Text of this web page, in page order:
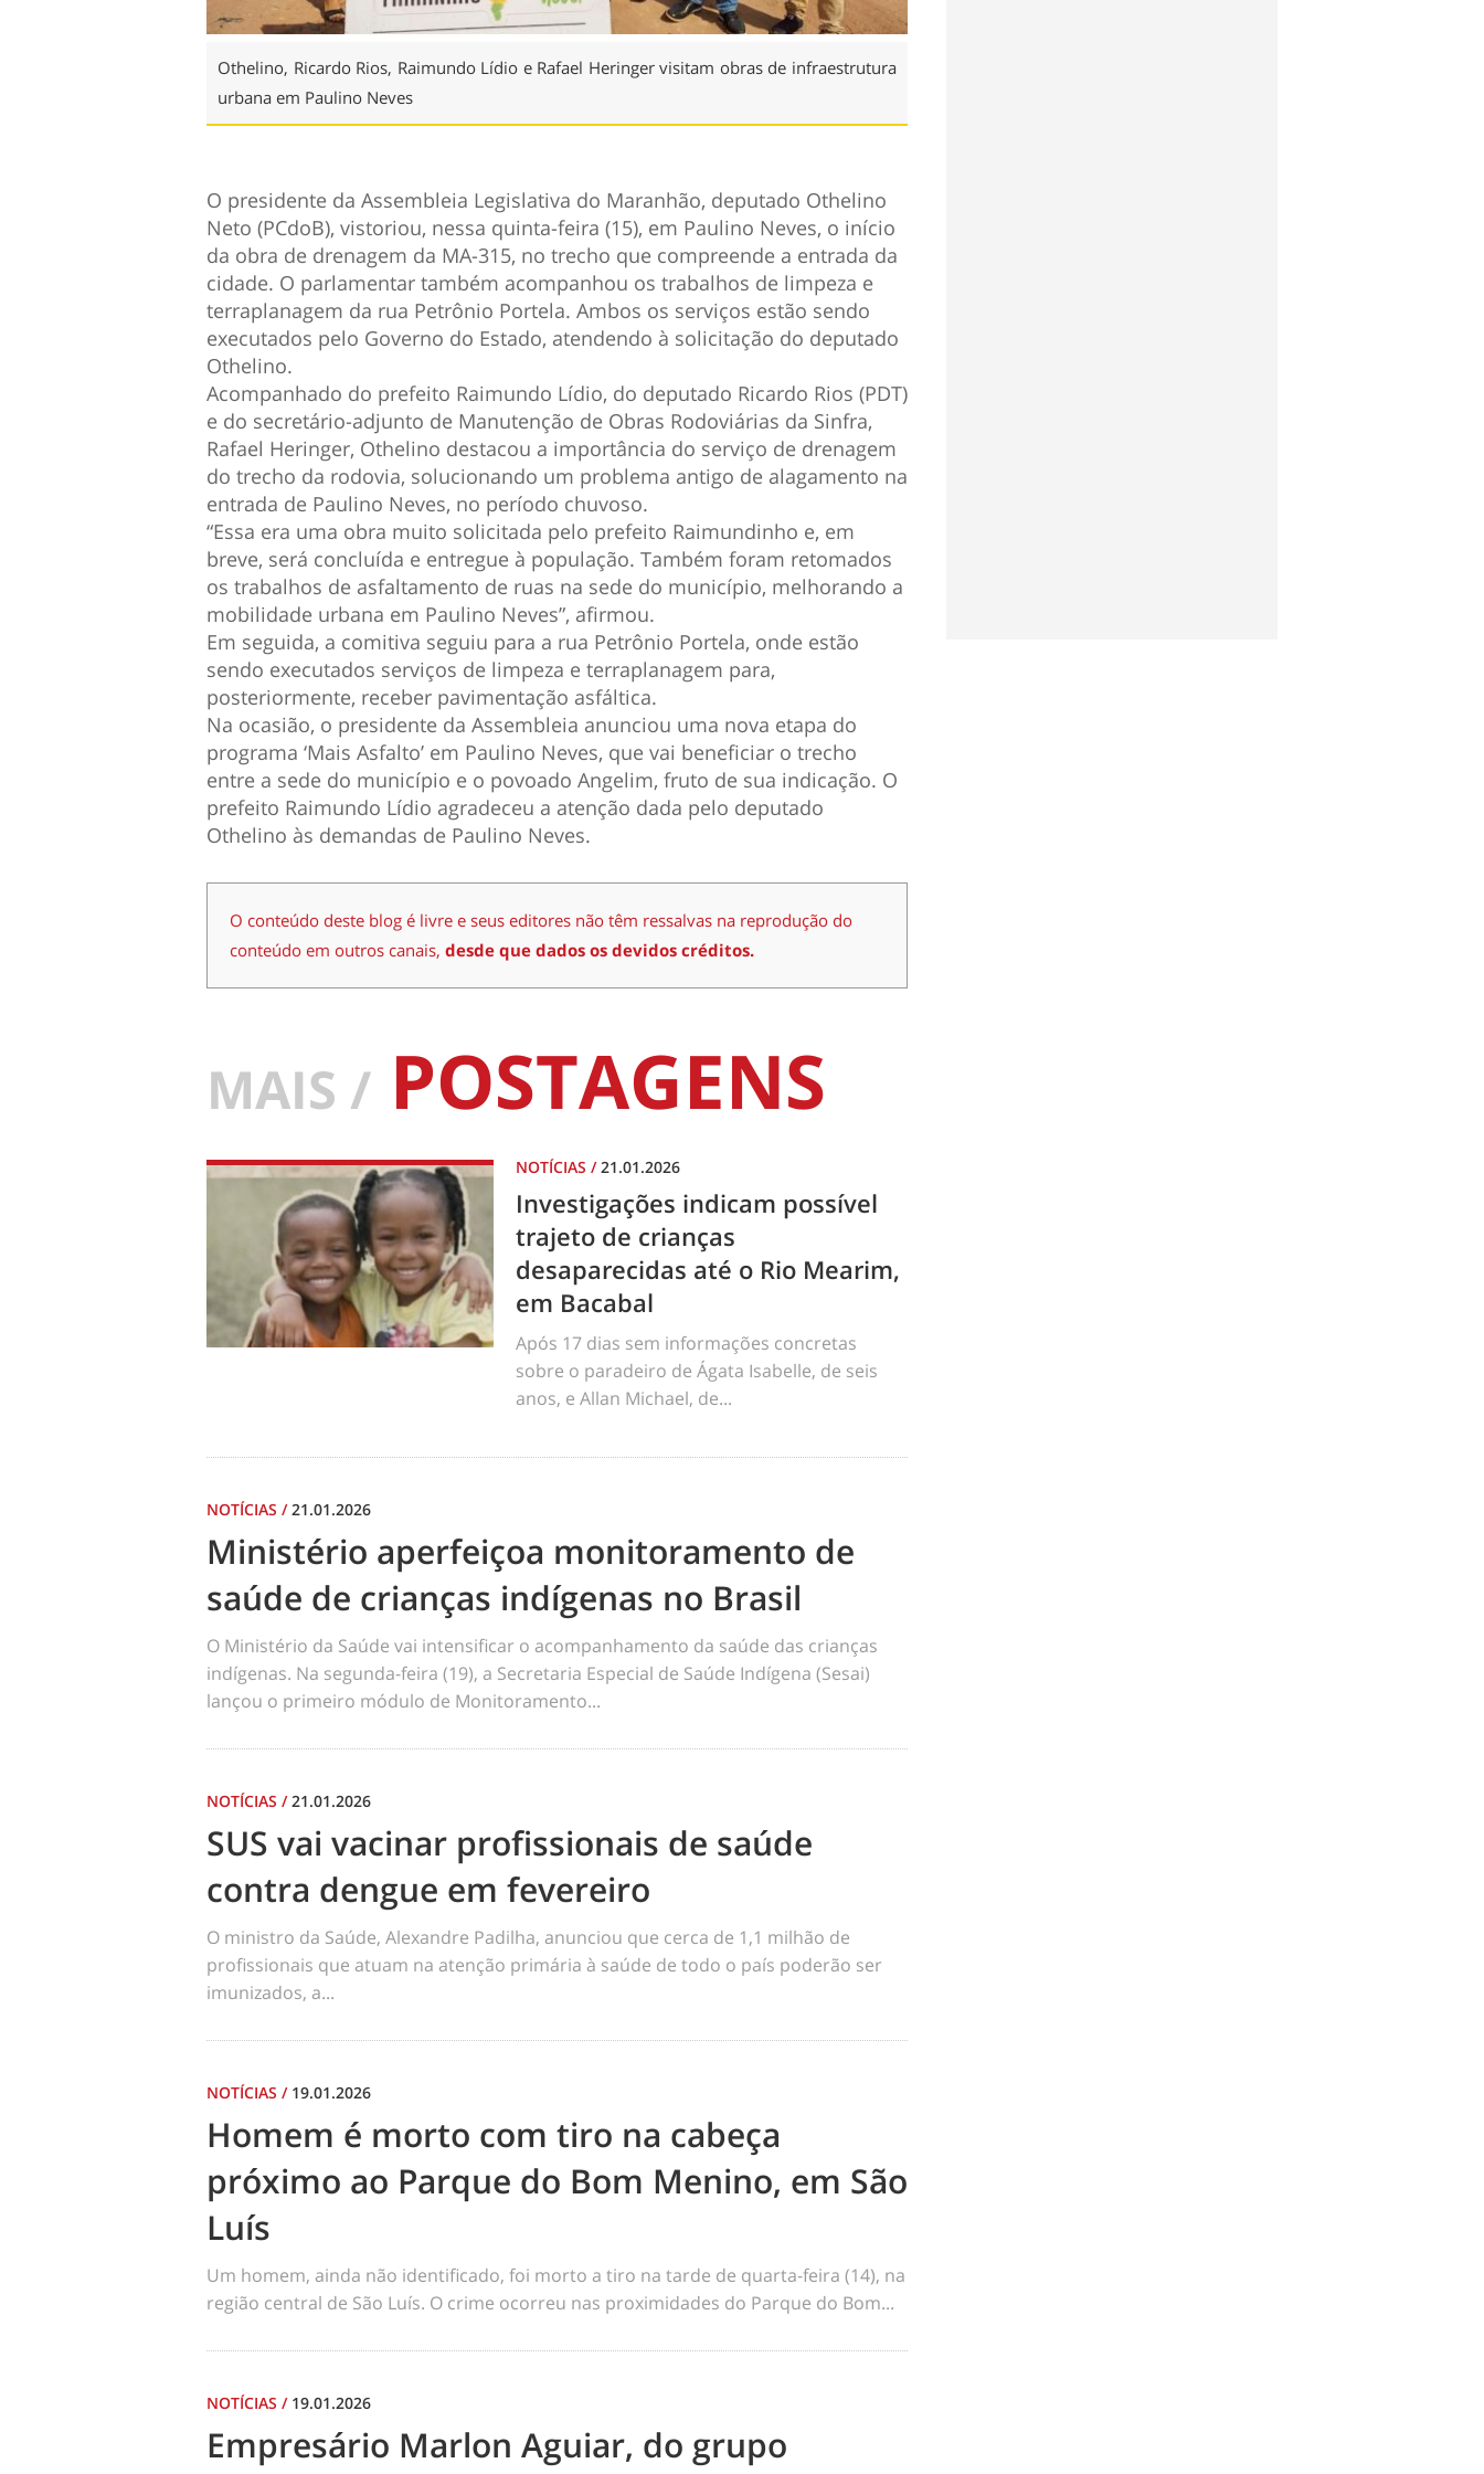
Othelino, Ricardo Rios, Raimundo Lídio e Rafael Heringer visitam obras de infraestrutura
urbana em Paulino Neves
O presidente da Assembleia Legislativa do Maranhão, deputado Othelino
Neto (PCdoB), vistoriou, nessa quinta-feira (15), em Paulino Neves, o início
da obra de drenagem da MA-315, no trecho que compreende a entrada da
cidade. O parlamentar também acompanhou os trabalhos de limpeza e
terraplanagem da rua Petrônio Portela. Ambos os serviços estão sendo
executados pelo Governo do Estado, atendendo à solicitação do deputado
Othelino.
Acompanhado do prefeito Raimundo Lídio, do deputado Ricardo Rios (PDT)
e do secretário-adjunto de Manutenção de Obras Rodoviárias da Sinfra,
Rafael Heringer, Othelino destacou a importância do serviço de drenagem
do trecho da rodovia, solucionando um problema antigo de alagamento na
entrada de Paulino Neves, no período chuvoso.
“Essa era uma obra muito solicitada pelo prefeito Raimundinho e, em
breve, será concluída e entregue à população. Também foram retomados
os trabalhos de asfaltamento de ruas na sede do município, melhorando a
mobilidade urbana em Paulino Neves”, afirmou.
Em seguida, a comitiva seguiu para a rua Petrônio Portela, onde estão
sendo executados serviços de limpeza e terraplanagem para,
posteriormente, receber pavimentação asfáltica.
Na ocasião, o presidente da Assembleia anunciou uma nova etapa do
programa ‘Mais Asfalto’ em Paulino Neves, que vai beneficiar o trecho
entre a sede do município e o povoado Angelim, fruto de sua indicação. O
prefeito Raimundo Lídio agradeceu a atenção dada pelo deputado
Othelino às demandas de Paulino Neves.
O conteúdo deste blog é livre e seus editores não têm ressalvas na reprodução do
conteúdo em outros canais, desde que dados os devidos créditos.
MAIS / POSTAGENS
NOTÍCIAS /21.01.2026
Investigações indicam possível
trajeto de crianças
desaparecidas até o Rio Mearim,
em Bacabal
Após 17 dias sem informações concretas
sobre o paradeiro de Ágata Isabelle, de seis
anos, e Allan Michael, de...
NOTÍCIAS /21.01.2026
Ministério aperfeiçoa monitoramento de
saúde de crianças indígenas no Brasil
O Ministério da Saúde vai intensificar o acompanhamento da saúde das crianças
indígenas. Na segunda-feira (19), a Secretaria Especial de Saúde Indígena (Sesai)
lançou o primeiro módulo de Monitoramento...
NOTÍCIAS /21.01.2026
SUS vai vacinar profissionais de saúde
contra dengue em fevereiro
O ministro da Saúde, Alexandre Padilha, anunciou que cerca de 1,1 milhão de
profissionais que atuam na atenção primária à saúde de todo o país poderão ser
imunizados, a...
NOTÍCIAS / 19.01.2026
Homem é morto com tiro na cabeça
próximo ao Parque do Bom Menino, em São
Luís
Um homem, ainda não identificado, foi morto a tiro na tarde de quarta-feira (14), na
região central de São Luís. O crime ocorreu nas proximidades do Parque do Bom...
NOTÍCIAS / 19.01.2026
Empresário Marlon Aguiar, do grupo